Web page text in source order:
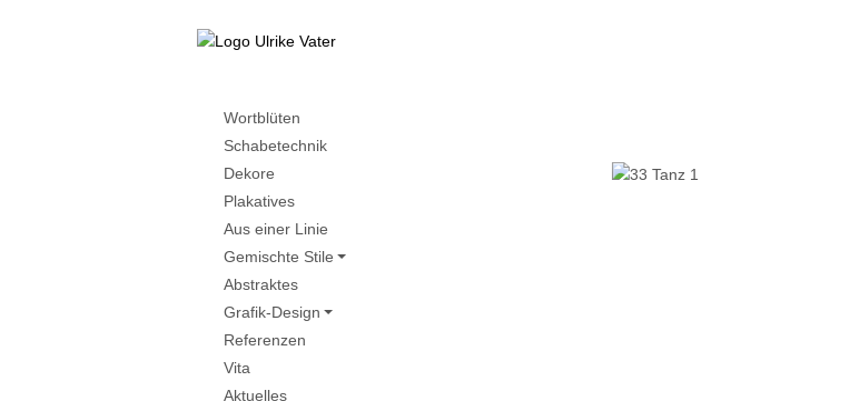
Wortblüten
Schabetechnik
Dekore
Plakatives
Aus einer Linie
Gemischte Stile
Abstraktes
Grafik-Design
Referenzen
Vita
Aktuelles